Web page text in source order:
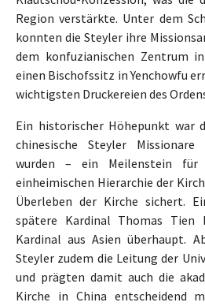
Region verstärkte. Unter dem
konnten die Steyler ihre
dem konfuzianischen Zentrum
einen Bischofssitz in Yenchowfu
wichtigsten Druckereien des
Ein historischer Höhepunkt war
chinesische Steyler
wurden – ein Meilenstein für
einheimischen Hierarchie der
Überleben der Kirche sichert.
spätere Kardinal Thomas Tien
Kardinal aus Asien überhaupt.
Steyler zudem die Leitung der
und prägten damit auch die
Kirche in China entscheidend